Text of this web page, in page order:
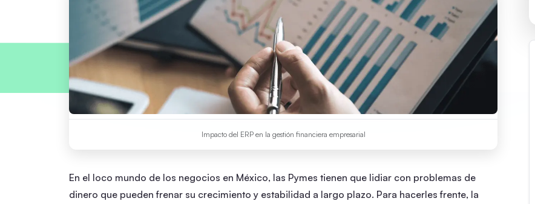
Impacto del ERP en la gestión financiera empresarial
En el loco mundo de los negocios en México, las Pymes tienen que lidiar con problemas de
dinero que pueden frenar su crecimiento y estabilidad a largo plazo. Para hacerles frente, la